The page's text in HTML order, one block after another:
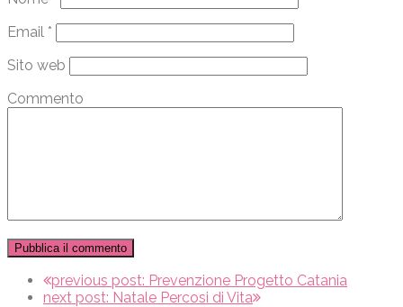
Email *
Sito web
Commento
previous post: Prevenzione Progetto Catania
next post: Natale Percosi di Vita